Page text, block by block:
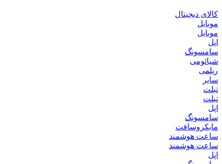
کالای دیجیتال
موبایل
موبایل
اپل
سامسونگ
شیائومی
ریلمی
سایر
تبلت
تبلت
اپل
سامسونگ
مایکروسافت
ساعت هوشمند
ساعت هوشمند
اپل